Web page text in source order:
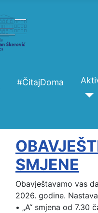
#ČitajDoma
SMJENE
Obavještavamo vas
2026. godine.
• „A“ smjena od 7.30